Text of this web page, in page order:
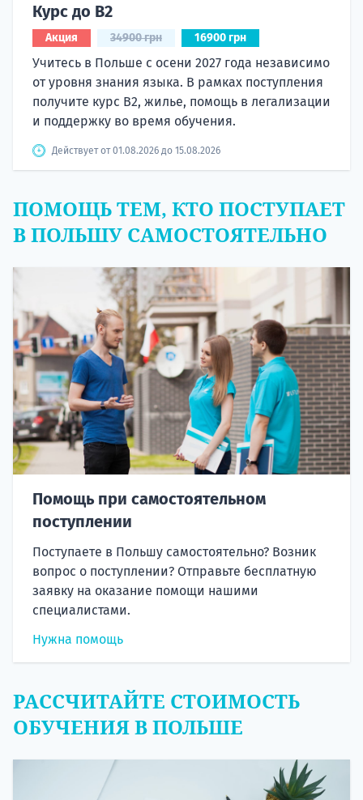
Курс до B2
Акция 34900 грн 16900 грн
Учитесь в Польше с осени 2027 года независимо
от уровня знания языка. В рамках поступления
получите курс B2, жилье, помощь в легализации
и поддержку во время обучения.
Действует от 01.08.2026 до 15.08.2026
ПОМОЩЬ ТЕМ, КТО ПОСТУПАЕТ
В ПОЛЬШУ САМОСТОЯТЕЛЬНО
Помощь при самостоятельном
поступлении
Поступаете в Польшу самостоятельно? Возник
вопрос о поступлении? Отправьте бесплатную
заявку на оказание помощи нашими
специалистами.
Нужна помощь
РАССЧИТАЙТЕ СТОИМОСТЬ
ОБУЧЕНИЯ В ПОЛЬШЕ